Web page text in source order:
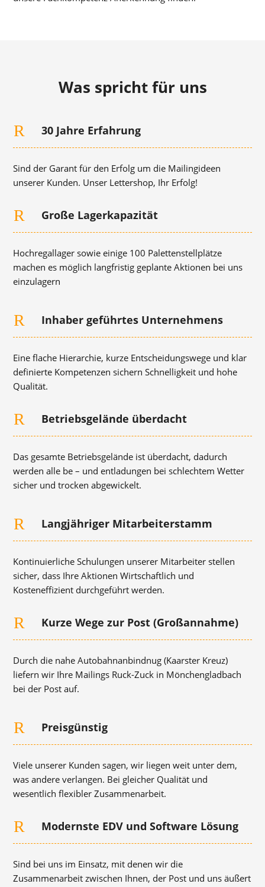
Was spricht für uns
R 30 Jahre Erfahrung
Sind der Garant für den Erfolg um die Mailingideen
unserer Kunden. Unser Lettershop, Ihr Erfolg!
R Große Lagerkapazität
Hochregallager sowie einige 100 Palettenstellplätze
machen es möglich langfristig geplante Aktionen bei uns
einzulagern
R Inhaber geführtes Unternehmens
Eine flache Hierarchie, kurze Entscheidungswege und klar
definierte Kompetenzen sichern Schnelligkeit und hohe
Qualität.
R Betriebsgelände überdacht
Das gesamte Betriebsgelände ist überdacht, dadurch
werden alle be – und entladungen bei schlechtem Wetter
sicher und trocken abgewickelt.
R Langjähriger Mitarbeiterstamm
Kontinuierliche Schulungen unserer Mitarbeiter stellen
sicher, dass Ihre Aktionen Wirtschaftlich und
Kosteneffizient durchgeführt werden.
R Kurze Wege zur Post (Großannahme)
Durch die nahe Autobahnanbindnug (Kaarster Kreuz)
liefern wir Ihre Mailings Ruck-Zuck in Mönchengladbach
bei der Post auf.
R Preisgünstig
Viele unserer Kunden sagen, wir liegen weit unter dem,
was andere verlangen. Bei gleicher Qualität und
wesentlich flexibler Zusammenarbeit.
R Modernste EDV und Software Lösung
Sind bei uns im Einsatz, mit denen wir die
Zusammenarbeit zwischen Ihnen, der Post und uns äußert